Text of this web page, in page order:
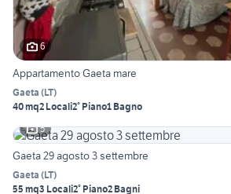
6
Appartamento Gaeta mare
Gaeta (LT)
40 mq2 Locali2° Piano1 Bagno
5
Gaeta 29 agosto 3 settembre
Gaeta (LT)
55 mq3 Locali2° Piano2 Bagni